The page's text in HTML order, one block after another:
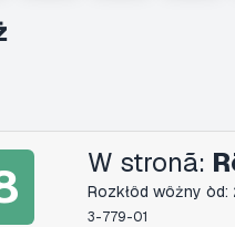
W stronã:
Rozkłôd wôżny
3-779-01